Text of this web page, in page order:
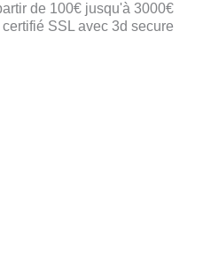
de 100€ jusqu'à 3000€
SSL avec 3d secure